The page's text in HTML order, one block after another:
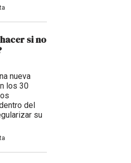
si no
nueva
los 30
del
su